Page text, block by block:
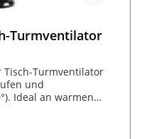
Turmventilator
Tisch-Turmventilator
und
Ideal an warmen